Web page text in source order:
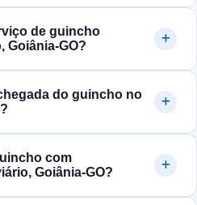
de guincho
do guincho no
com
Goiânia‑GO?